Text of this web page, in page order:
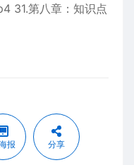
31.第八章：知识点
报 分享